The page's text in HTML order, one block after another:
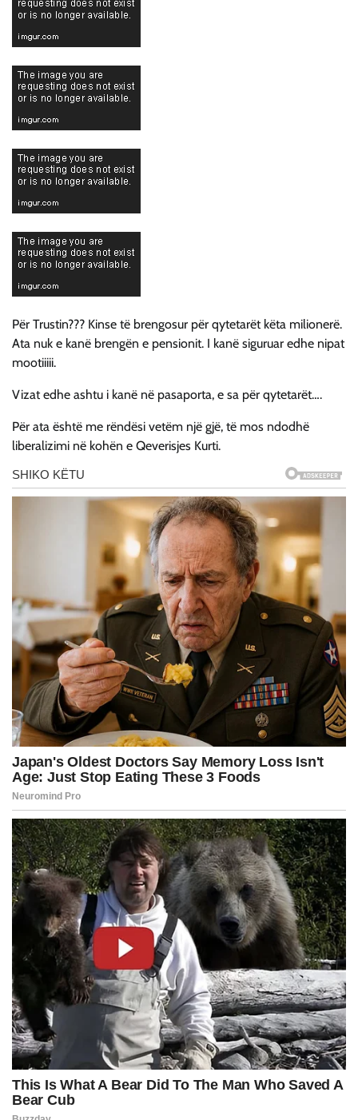
Për Trustin??? Kinse të brengosur për qytetarët këta milionerë.
Ata nuk e kanë brengën e pensionit. I kanë siguruar edhe nipat
mootiiiii.
Vizat edhe ashtu i kanë në pasaporta, e sa për qytetarët….
Për ata është me rëndësi vetëm një gjë, të mos ndodhë
liberalizimi në kohën e Qeverisjes Kurti.